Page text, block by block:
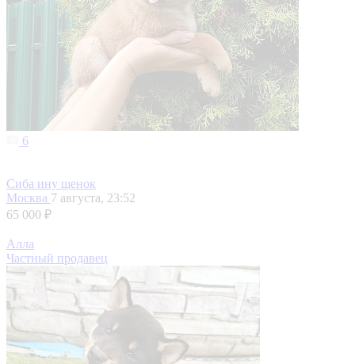
6
Сиба ину щенок
Москва 7 августа, 23:52
65 000 ₽
Алла
Частный продавец